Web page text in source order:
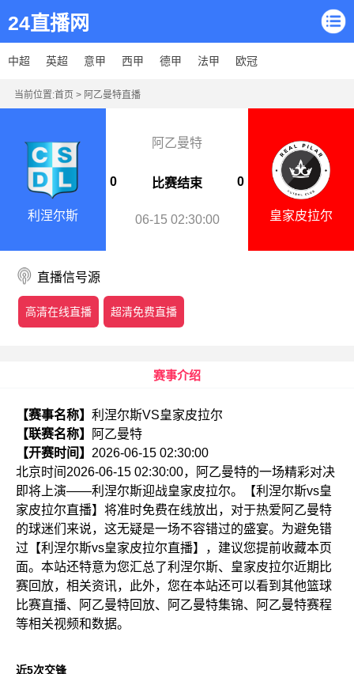
24直播网
中超 英超 意甲 西甲 德甲 法甲 欧冠
当前位置:首页 > 阿乙曼特直播
利涅尔斯
阿乙曼特
0 比赛结束 0
06-15 02:30:00 皇家皮拉尔
直播信号源
高清在线直播 超清免费直播
赛事介绍
【赛事名称】 利涅尔斯VS皇家皮拉尔
【联赛名称】
阿乙曼特
【开赛时间】 2026-06-15 02:30:00
北京时间2026-06-15 02:30:00，阿乙曼特的一场精彩对决
即将上演——利涅尔斯迎战皇家皮拉尔。【利涅尔斯vs皇
家皮拉尔直播】将准时免费在线放出，对于热爱阿乙曼特
的球迷们来说，这无疑是一场不容错过的盛宴。为避免错
过【利涅尔斯vs皇家皮拉尔直播】，建议您提前收藏本页
面。本站还特意为您汇总了利涅尔斯、皇家皮拉尔近期比
赛回放，相关资讯，此外，您在本站还可以看到其他篮球
比赛直播、阿乙曼特回放、阿乙曼特集锦、阿乙曼特赛程
等相关视频和数据。
近5次交锋